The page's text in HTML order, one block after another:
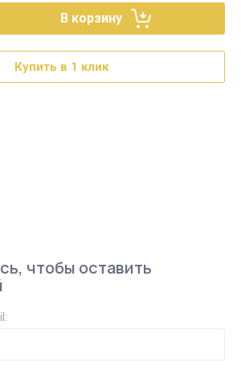
В корзину
Купить в 1 клик
чтобы оставить